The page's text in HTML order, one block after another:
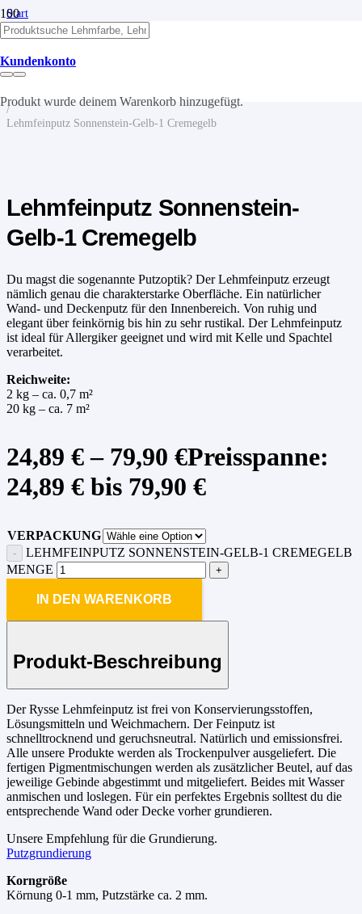
Kundenkonto
Produkt wurde deinem Warenkorb hinzugefügt.
Start
/
Lehm
/
Lehmputze
Lehmfeinputz
/
Lehmfeinputz Sonnenstein-Gelb-1 Cremegelb
Lehmfeinputz Sonnenstein-
Gelb-1 Cremegelb
Du magst die sogenannte Putzoptik? Der Lehmfeinputz erzeugt
nämlich genau die charakterstarke Oberfläche. Ein natürlicher
Wand- und Deckenputz für den Innenbereich. Von ruhig und
elegant über feinkörnig bis hin zu sehr rustikal. Der Lehmfeinputz
ist ideal für Allergiker geeignet und wird mit Kelle und Spachtel
verarbeitet.
Reichweite:
2 kg – ca. 0,7 m²
20 kg – ca. 7 m²
24,89 € – 79,90 €Preisspanne:
24,89 € bis 79,90 €
VERPACKUNG
LEHMFEINPUTZ SONNENSTEIN-GELB-1 CREMEGELB
MENGE
IN DEN WARENKORB
Produkt-Beschreibung
Der Rysse Lehmfeinputz ist frei von Konservierungsstoffen,
Lösungsmitteln und Weichmachern. Der Feinputz ist
schnelltrocknend und geruchsneutral. Natürlich und emissionsfrei.
Alle unsere Produkte werden als Trockenpulver ausgeliefert. Die
fertigen Pigmentmischungen werden als zusätzlicher Beutel, auf das
jeweilige Gebinde abgestimmt und mitgeliefert. Beides mit Wasser
anmischen und loslegen. Für ein perfektes Ergebnis solltest du die
entsprechende Wand oder Decke vorher grundieren.
Unsere Empfehlung für die Grundierung.
Putzgrundierung
Korngröße
Körnung 0-1 mm, Putzstärke ca. 2 mm.